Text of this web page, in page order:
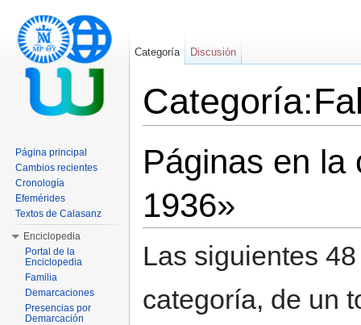
Páginas en la
1936»
Las siguientes
categoría, de un
Categoría Discusión
Página principal
Cambios recientes
Cronología
Efemérides
Textos de Calasanz
Enciclopedia
Portal de la
Enciclopedia
Familia
Demarcaciones
Presencias por
Demarcación